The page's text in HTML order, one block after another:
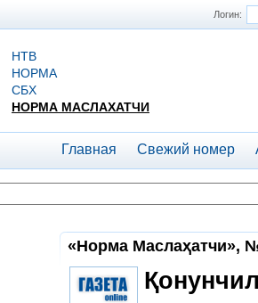
Логин:
НТВ
НОРМА
СБХ
НОРМА МАСЛАХАТЧИ
Главная Свежий номер
«Норма Маслаҳатчи»,